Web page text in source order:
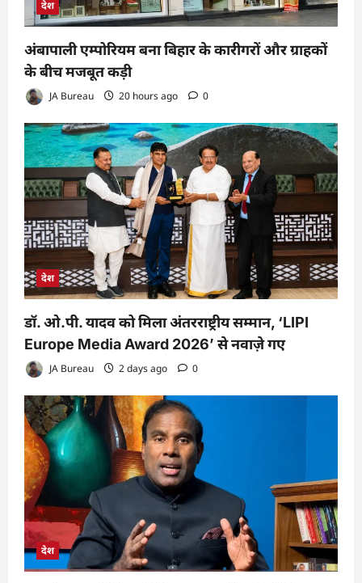
देश
अंबापाली एम्पोरियम बना बिहार के कारीगरों और ग्राहकों
के बीच मजबूत कड़ी
JA Bureau 20 hours ago 0
देश
डॉ. ओ.पी. यादव को मिला अंतरराष्ट्रीय सम्मान, ‘LIPI
Europe Media Award 2026’ से नवाज़े गए
JA Bureau 2 days ago 0
देश